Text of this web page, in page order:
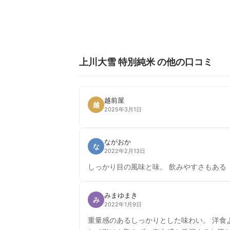
上川大雪 特別純米 の他の口コミ
越
越前屋
2025年3月1日
な
ながおか
2022年2月13日
しっかり目の風味と味。 飲みやすさもある
み
みまゆまき
2022年1月9日
重量感のあるしっかりとした味わい。 洋